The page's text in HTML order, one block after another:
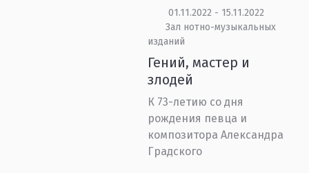
01.11.2022 - 15.11.2022
Зал нотно-музыкальных
изданий
Гений, мастер и
злодей
К 73-летию со дня
рождения певца и
композитора Александра
Градского